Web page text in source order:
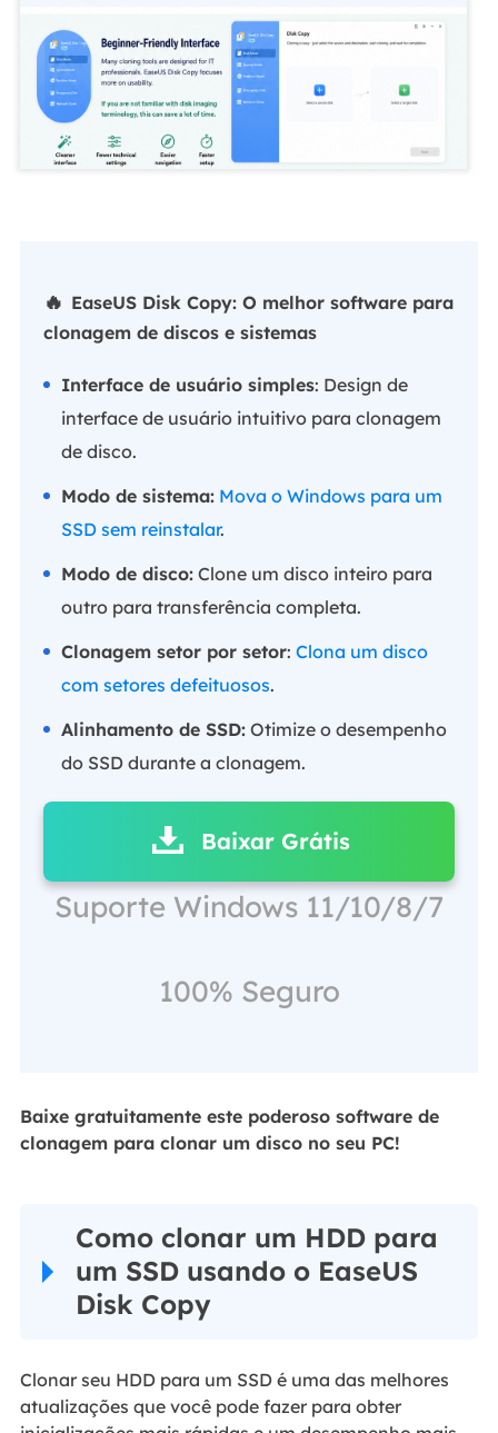
🔥 EaseUS Disk Copy: O melhor software para
clonagem de discos e sistemas
Interface de usuário simples: Design de
interface de usuário intuitivo para clonagem
de disco.
Modo de sistema: Mova o Windows para um
SSD sem reinstalar.
Modo de disco:Clone um disco inteiro para
outro para transferência completa.
Clonagem setor por setor: Clona um disco
com setores defeituosos.
Alinhamento de SSD:Otimize o desempenho
do SSD durante a clonagem.
Baixar Grátis
Suporte Windows 11/10/8/7
100% Seguro
Baixe gratuitamente este poderoso software de
clonagem para clonar um disco no seu PC!
Como clonar um HDD para
um SSD usando o EaseUS
Disk Copy
Clonar seu HDD para um SSD é uma das melhores
atualizações que você pode fazer para obter